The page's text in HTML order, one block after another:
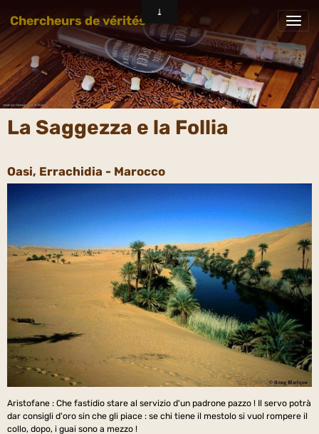
Chercheurs de vérités
La Saggezza e la Follia
Oasi, Errachidia - Marocco
Aristofane : Che fastidio stare al servizio d'un padrone pazzo ! Il servo potrà
dar consigli d'oro sin che gli piace : se chi tiene il mestolo si vuol rompere il
collo, dopo, i guai sono a mezzo !